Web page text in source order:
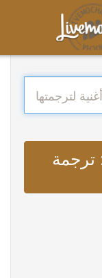
ترجمة : Lyrics guru bahasa